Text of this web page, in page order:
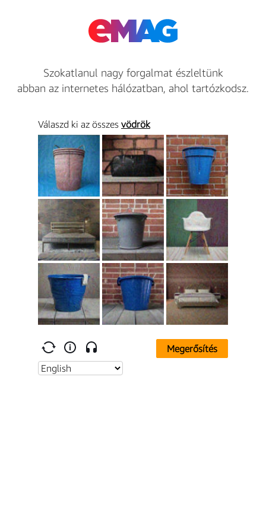
Szokatlanul nagy forgalmat észleltünk
abban az internetes hálózatban, ahol tartózkodsz.